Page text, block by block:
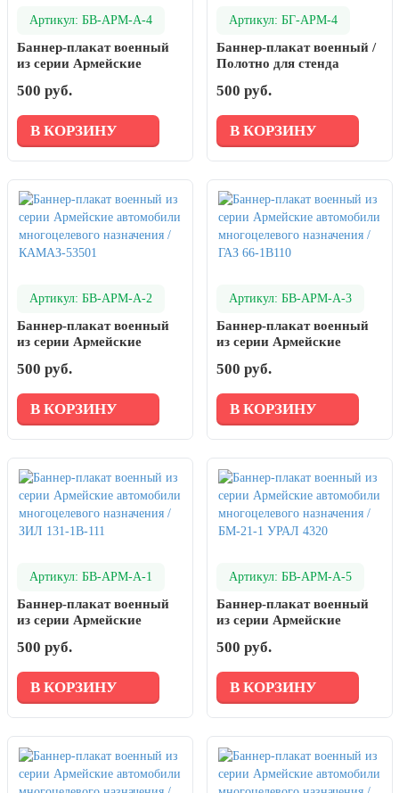
Артикул: БВ-АРМ-А-4
Баннер-плакат военный
из серии Армейские
многоцелевого
КАМАЗ-53501
500 руб.
В КОРЗИНУ
Артикул: БГ-АРМ-4
Баннер-плакат военный /
Полотно для стенда
500 руб.
В КОРЗИНУ
Артикул: БВ-АРМ-А-2
Баннер-плакат военный
из серии Армейские
многоцелевого
КАМАЗ-53501
500 руб.
В КОРЗИНУ
Артикул: БВ-АРМ-А-3
Баннер-плакат военный
из серии Армейские
многоцелевого
500 руб.
В КОРЗИНУ
Артикул: БВ-АРМ-А-1
Баннер-плакат военный
из серии Армейские
многоцелевого
1В-111
500 руб.
В КОРЗИНУ
Артикул: БВ-АРМ-А-5
Баннер-плакат военный
из серии Армейские
многоцелевого
УРАЛ 4320
500 руб.
В КОРЗИНУ